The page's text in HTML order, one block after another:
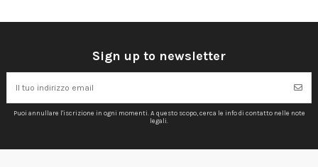
Sign up to newsletter
Puoi annullare l'iscrizione in ogni momenti. A questo scopo, cerca le info di contatto nelle note
legali.